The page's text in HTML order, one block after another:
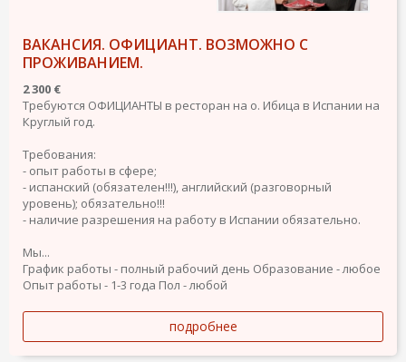
ВАКАНСИЯ. ОФИЦИАНТ. ВОЗМОЖНО С
ПРОЖИВАНИЕМ.
2 300 €
Требуются ОФИЦИАНТЫ в ресторан на о. Ибица в Испании на
Круглый год.
Требования:
- опыт работы в сфере;
- испанский (обязателен!!!), английский (разговорный
уровень); обязательно!!!
- наличие разрешения на работу в Испании обязательно.
Мы...
График работы - полный рабочий день Образование - любое
Опыт работы - 1-3 года Пол - любой
подробнее